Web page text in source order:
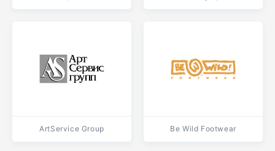
ArtService Group Be Wild Footwear